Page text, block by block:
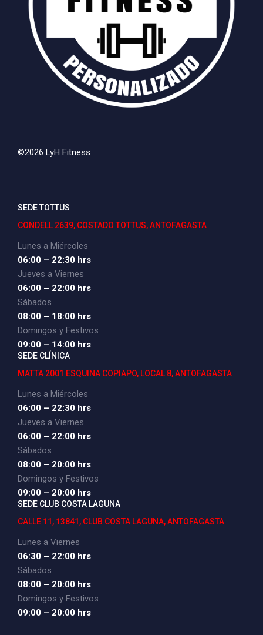
©2026 LyH Fitness
SEDE TOTTUS
CONDELL 2639, COSTADO TOTTUS, ANTOFAGASTA
Lunes a Miércoles
06:00 – 22:30 hrs
Jueves a Viernes
06:00 – 22:00 hrs
Sábados
08:00 – 18:00 hrs
Domingos y Festivos
09:00 – 14:00 hrs
SEDE CLÍNICA
MATTA 2001 ESQUINA COPIAPO, LOCAL 8, ANTOFAGASTA
Lunes a Miércoles
06:00 – 22:30 hrs
Jueves a Viernes
06:00 – 22:00 hrs
Sábados
08:00 – 20:00 hrs
Domingos y Festivos
09:00 – 20:00 hrs
SEDE CLUB COSTA LAGUNA
CALLE 11, 13841, CLUB COSTA LAGUNA, ANTOFAGASTA
Lunes a Viernes
06:30 – 22:00 hrs
Sábados
08:00 – 20:00 hrs
Domingos y Festivos
09:00 – 20:00 hrs